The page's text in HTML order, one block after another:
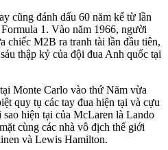
cũng đánh dấu 60 năm kể từ lần
1. Vào năm 1966, người
chiếc M2B ra tranh tài lần đầu tiên,
thập kỷ của đội đua Anh quốc tại
Monte Carlo vào thứ Năm vừa
quy tụ các tay đua hiện tại và cựu
hiện tại của McLaren là Lando
cùng các nhà vô địch thế giới
và Lewis Hamilton.